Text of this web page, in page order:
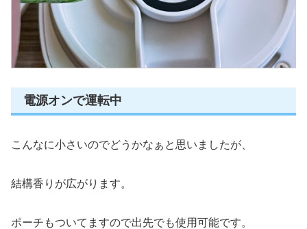
電源オンで運転中
こんなに小さいのでどうかなぁと思いましたが、
結構香りが広がります。
ポーチもついてますので出先でも使用可能です。